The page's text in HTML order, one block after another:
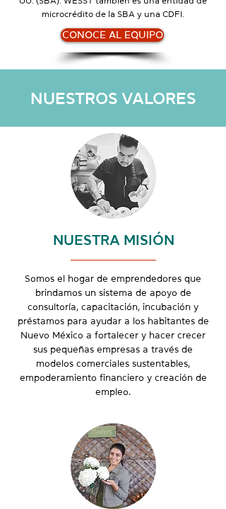
microcrédito de la SBA y una CDFI.
CONOCE AL EQUIPO
NUESTROS VALORES
NUESTRA MISIÓN
Somos el hogar de emprendedores que
brindamos un sistema de apoyo de
consultoría, capacitación, incubación y
préstamos para ayudar a los habitantes de
Nuevo México a fortalecer y hacer crecer
sus pequeñas empresas a través de
modelos comerciales sustentables,
empoderamiento financiero y creación de
empleo.